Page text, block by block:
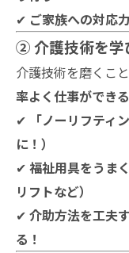
✔ ご家族への対応
② 介護技術を学
介護技術を磨くこと
率よく仕事ができる
✔
「ノーリフティ
に！）
✔ 福祉用具をうま
リフトなど）
✔ 介助方法を工夫
る！